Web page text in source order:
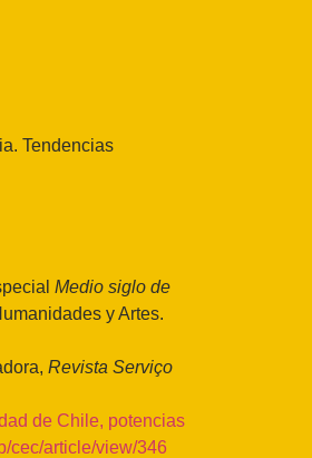
Tendencias
Medio siglo de
y Artes.
Revista Serviço
de Chile, potencias
cec/article/view/346